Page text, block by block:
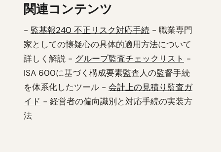
関連コンテンツ
- 監基報240 不正リスク対応手続 - 職業専門
家としての懐疑心の具体的適用方法について
詳しく解説 - グループ監査チェックリスト -
ISA 600に基づく構成要素監査人の監督手続
を体系化したツール - 会計上の見積り監査ガ
イド - 経営者の偏向識別と対応手続の実装方
法